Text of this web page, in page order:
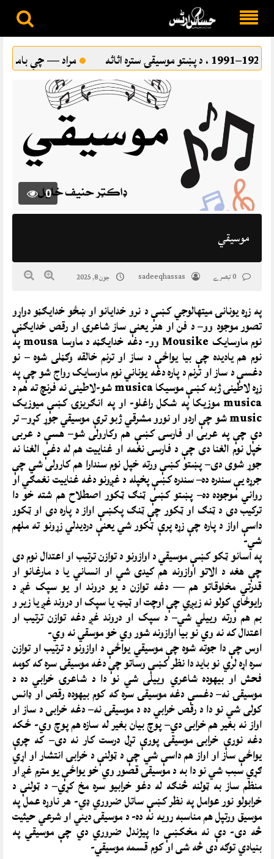
to
content
مراد — چې بامراد نه شو ترقي پسند ادب
0
موسيقي
sadeeqhassas جون 8, 2025
په زړه يونانۍ ميتهالوجي کښې د نرو خدايانو او ښځو خدايګڼو دواړو
تصور موجود وو– د فن او هنر يعنې ساز شاعرۍ او رقص خدايګڼې
نوم ماوسايک Mousike وو- دغه خدايګڼه د ماوسا mousa په
نوم هم ياديده چې بيا يواځې د ساز او ترنم خالقه وګڼلی شوه – نو
دغسې د ساز او ترنم د پاره دغه يوناني نوم ماوسايک رواج شو چې په
زړه لاطينۍ ژبه کښې موسيکا musica شو-لاطينۍ نه فرنچ ته هم د
musica موزيکا په شکل راغلو- او په انګريزۍ کښې ميوزيک
music شو چې اردو او نورو مشرقي ژبو ترې موسيقي جوړ کړو– تر
دې چې په عربۍ او فارسۍ کښې هم وکارولی شو– هسې د عربۍ
خپل نوم الغنا دی چې د فارسۍ نغمه او غناييت هم له دغې الغنا نه
جوړ شوی دی– پښتو کښې ورته خپل نوم سندارا هم کارولی شي چې
جرړه يې سندره ده– سندره کښې پخپله د غږونو دغه غناييت نغمګي او
رواني موجوده ده– پښتو کښې ټنګ ټکور اصطلاح هم شته خو دا
ترکيب دی د ټنګ او ټکور چې ټنګ پکښې اواز د پاره دی او ټکور
داسې اواز د پاره چې زړه پرې ټکور شي يعنې درديدلي زړونو ته ملهم
شي-
په اسانو ټکو کښې موسيقي د اوازونو د توازن ترتيب او اعتدال نوم دی
چې هغه د الاتو اوازونه هم کيدی شي او انساني يا د مارغانو او
قدرتي مخلوقاتو هم — دغه توازن د يو دروند او يو سپک غږ د
رايوځاې کولو نه زيږي چې اوچت او ټيټ يا سپک او دروند غږ يا زير و
بم هم ورته وييلي شي– د سپک او دروند غږ دغه توازن ترتيب او
اعتدال که نه وي نو بيا اوازونه شور وي خو موسقي نه وي-
اوس چې دا جوته شوه چې موسيقي يواځې د اوازونو د ترتيب او توازن
سره اړه لري نو بايد دا نظر کښې وساتو چې دغه موسيقۍ سره که کومه
فحش او بيهوده شاعري وييلی شي نو دا د شاعرۍ خرابي ده د
موسيقۍ نه– دغسې دغه موسيقۍ سره که کوم بيهوده رقص او ډانس
کولی شي نو دا د رقص خرابي ده د موسيقۍ نه– دغه خرابۍ د ساز او
اواز نه بغير هم خرابۍ دي– پوچ بيان بغير له سازه هم پوچ وي- ځکه
دغه نورې خرابۍ موسيقۍ پورې تړل درست کار نه دی– که چرې
يواځې ساز او اواز هم داسې شي چې د ټولنې د خرابۍ انتشار او اړي
ګړي سبب شي نو دا به د موسيقۍ قصور وي خو يواځې يو مترم غږ او
منظم ساز به ټولنه څنګه له دغو خرابيو سره مخ کړي– د ټولنې د
خرابولو نور عوامل په نظر کښې ساتل ضروري ډي- هر ناوړه عمل په
موسيق ورتپل هم مناسبه رويه نه ده- د موسيقۍ ديني او شرعي حيثيت
څه دی- دې نه مخکښې دا پيژندل ضروري دي چې موسيقي په
بنيادي توګه دی څه شی او کوم قسمه موسيقي-